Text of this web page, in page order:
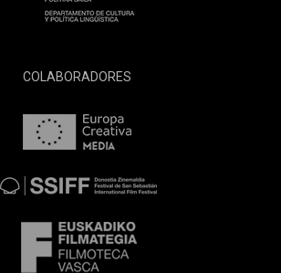
COLABORADORES